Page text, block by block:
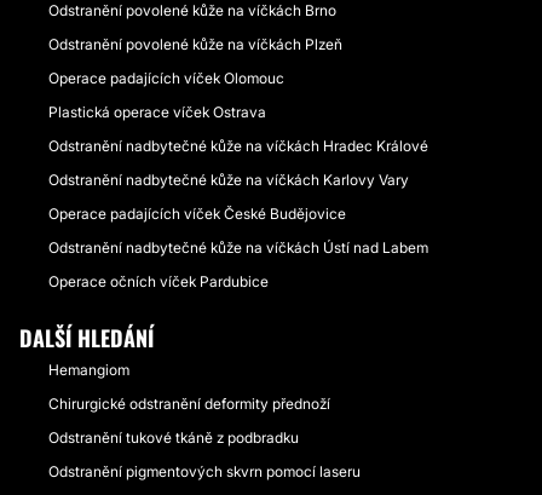
Odstranění povolené kůže na víčkách Brno
Odstranění povolené kůže na víčkách Plzeň
Operace padajících víček Olomouc
Plastická operace víček Ostrava
Odstranění nadbytečné kůže na víčkách Hradec Králové
Odstranění nadbytečné kůže na víčkách Karlovy Vary
Operace padajících víček České Budějovice
Odstranění nadbytečné kůže na víčkách Ústí nad Labem
Operace očních víček Pardubice
DALŠÍ HLEDÁNÍ
Hemangiom
Chirurgické odstranění deformity přednoží
Odstranění tukové tkáně z podbradku
Odstranění pigmentových skvrn pomocí laseru